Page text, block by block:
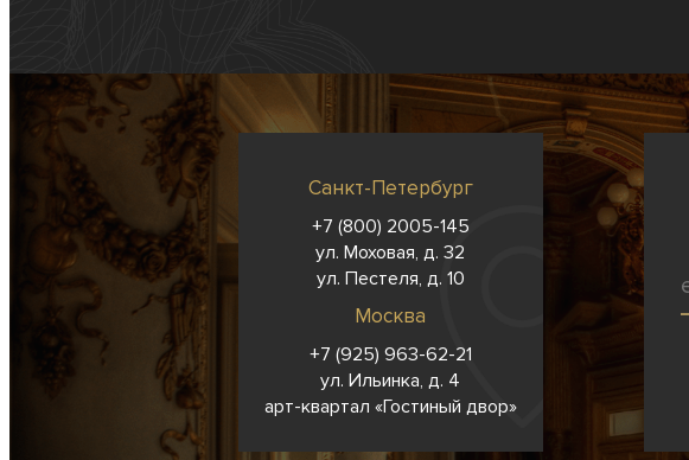
Санкт-Петербург
+7 (800) 2005-145
ул. Моховая, д. 32
ул. Пестеля, д. 10
Москва
+7 (925) 963-62-21
ул. Ильинка, д. 4
арт-квартал «Гостиный двор»